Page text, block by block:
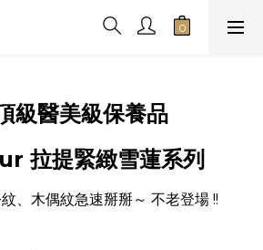
級醫美級保養品
拉提緊緻雪蓮系列
、木偶紋急速掰掰～ 不老登場 !!